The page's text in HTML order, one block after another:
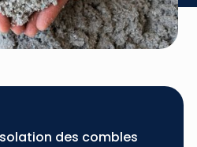
des combles